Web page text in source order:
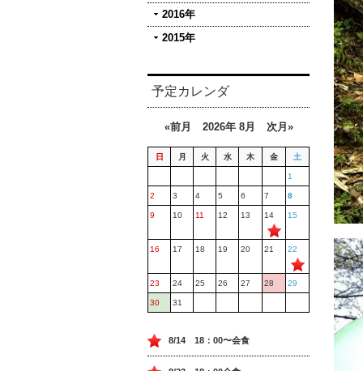
2016年
2015年
予定カレンダ
«前月 2026年 8月 次月»
日 月 火 水 木 金 土
1
2 3 4 5 6 7 8
9 10 11 12 13 14 15
16 17 18 19 20 21 22
23 24 25 26 27 28 29
30 31
8/14 18：00〜会食